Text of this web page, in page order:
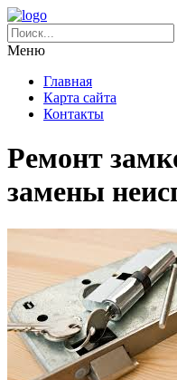
Меню
Главная
Карта сайта
Контакты
Ремонт
замены